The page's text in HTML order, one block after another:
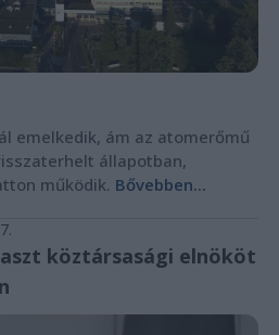
emelkedik, ám az atomerőmű
állapotban,
működik. Bővebben...
köztársasági elnököt